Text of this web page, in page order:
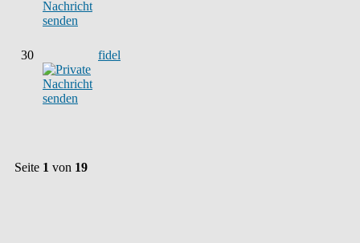
30 fidel
Seite 1 von 19